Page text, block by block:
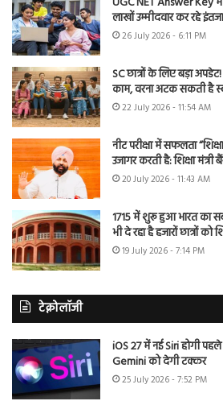
लाखों उम्मीदवार कर रहे
26 July 2026 - 6:11 PM
SC छात्रों के लिए बड़ा
काम, वरना अटक सकती है
22 July 2026 - 11:54 AM
नीट परीक्षा में सफलता
उजागर करती है: शिक्षा मंत्री
20 July 2026 - 11:43 AM
1715 में शुरू हुआ भारत का
भी दे रहा है हजारों छात्रों को
19 July 2026 - 7:14 PM
टेक्नोलॉजी
iOS 27 में नई Siri होगी
Gemini को देगी टक्कर
25 July 2026 - 7:52 PM